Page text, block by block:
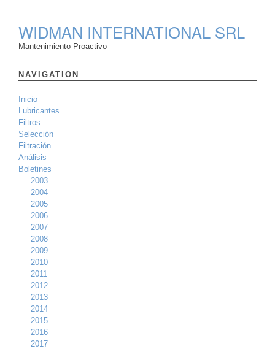
WIDMAN INTERNATIONAL SRL
Mantenimiento Proactivo
NAVIGATION
Inicio
Lubricantes
Filtros
Selección
Filtración
Análisis
Boletines
2003
2004
2005
2006
2007
2008
2009
2010
2011
2012
2013
2014
2015
2016
2017